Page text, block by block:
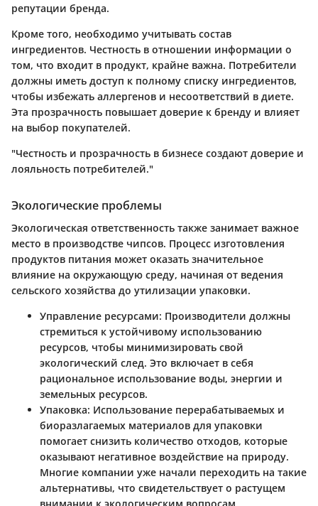
репутации бренда.
Кроме того, необходимо учитывать состав
ингредиентов. Честность в отношении информации о
том, что входит в продукт, крайне важна. Потребители
должны иметь доступ к полному списку ингредиентов,
чтобы избежать аллергенов и несоответствий в диете.
Эта прозрачность повышает доверие к бренду и влияет
на выбор покупателей.
"Честность и прозрачность в бизнесе создают доверие и
лояльность потребителей."
Экологические проблемы
Экологическая ответственность также занимает важное
место в производстве чипсов. Процесс изготовления
продуктов питания может оказать значительное
влияние на окружающую среду, начиная от ведения
сельского хозяйства до утилизации упаковки.
Управление ресурсами: Производители должны
стремиться к устойчивому использованию
ресурсов, чтобы минимизировать свой
экологический след. Это включает в себя
рациональное использование воды, энергии и
земельных ресурсов.
Упаковка: Использование перерабатываемых и
биоразлагаемых материалов для упаковки
помогает снизить количество отходов, которые
оказывают негативное воздействие на природу.
Многие компании уже начали переходить на такие
альтернативы, что свидетельствует о растущем